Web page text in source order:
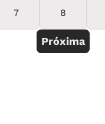
ignoradas, as